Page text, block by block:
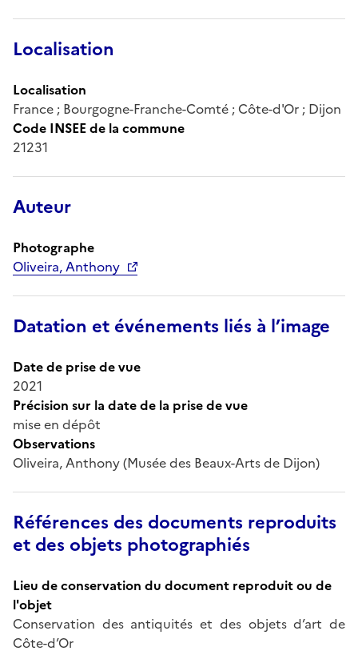
Localisation
Localisation
France ; Bourgogne-Franche-Comté ; Côte-d'Or ; Dijon
Code INSEE de la commune
21231
Auteur
Photographe
Oliveira, Anthony
Datation et événements liés à l’image
Date de prise de vue
2021
Précision sur la date de la prise de vue
mise en dépôt
Observations
Oliveira, Anthony (Musée des Beaux-Arts de Dijon)
Références des documents reproduits
et des objets photographiés
Lieu de conservation du document reproduit ou de
l'objet
Conservation des antiquités et des objets d’art de
Côte-d’Or